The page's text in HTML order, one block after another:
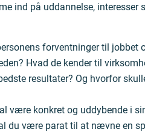
ind på uddannelse, interesser
forventninger til jobbet
Hvad de kender til
resultater? Og hvorfor
være konkret og uddybende i
du være parat til at nævne en